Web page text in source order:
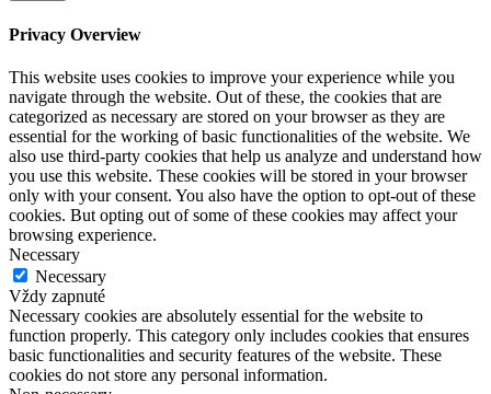
Privacy Overview
This website uses cookies to improve your experience while you
navigate through the website. Out of these, the cookies that are
categorized as necessary are stored on your browser as they are
essential for the working of basic functionalities of the website. We
also use third-party cookies that help us analyze and understand how
you use this website. These cookies will be stored in your browser
only with your consent. You also have the option to opt-out of these
cookies. But opting out of some of these cookies may affect your
browsing experience.
Necessary
Necessary
Vždy zapnuté
Necessary cookies are absolutely essential for the website to
function properly. This category only includes cookies that ensures
basic functionalities and security features of the website. These
cookies do not store any personal information.